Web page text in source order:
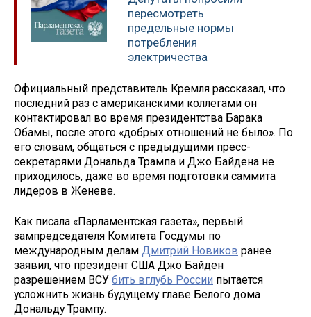
пересмотреть
предельные нормы
потребления
электричества
Официальный представитель Кремля рассказал, что
последний раз с американскими коллегами он
контактировал во время президентства Барака
Обамы, после этого «добрых отношений не было». По
его словам, общаться с предыдущими пресс-
секретарями Дональда Трампа и Джо Байдена не
приходилось, даже во время подготовки саммита
лидеров в Женеве.
Как писала «Парламентская газета», первый
зампредседателя Комитета Госдумы по
международным делам Дмитрий Новиков ранее
заявил, что президент США Джо Байден
разрешением ВСУ бить вглубь России пытается
усложнить жизнь будущему главе Белого дома
Дональду Трампу.